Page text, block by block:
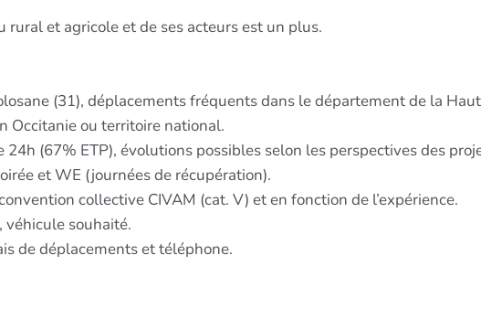
rural et agricole et de ses acteurs est un plus.
(31), déplacements fréquents dans le département de la
Occitanie ou territoire national.
24h (67% ETP), évolutions possibles selon les perspectives des
et WE (journées de récupération).
collective CIVAM (cat. V) et en fonction de l’expérience.
véhicule souhaité.
de déplacements et téléphone.